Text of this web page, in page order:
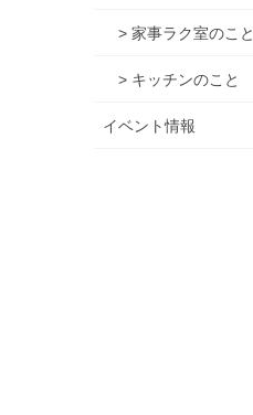
> 家事ラク室のこと
> キッチンのこと
イベント情報